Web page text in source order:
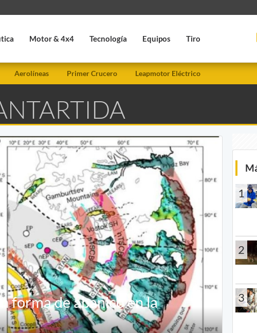
Motor & 4x4 Tecnología Equipos Tiro
Aerolíneas Primer Crucero Leapmotor Eléctrico
forma de abanico en la
1
2
3